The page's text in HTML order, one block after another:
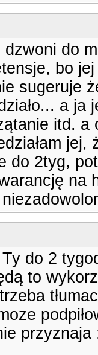
do
bo
sugeruje
a ja
itd. a
do 2tyg,
na
do 2
to